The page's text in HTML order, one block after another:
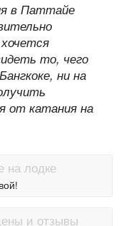
в Паттайе
то, чего
ни на
от катания на